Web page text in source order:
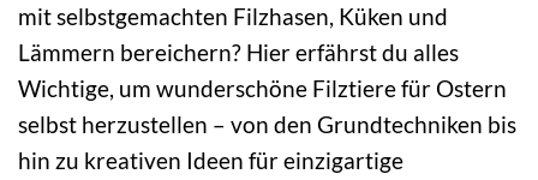
mit selbstgemachten Filzhasen, Küken und
Lämmern bereichern? Hier erfährst du alles
Wichtige, um wunderschöne Filztiere für Ostern
selbst herzustellen – von den Grundtechniken bis
hin zu kreativen Ideen für einzigartige